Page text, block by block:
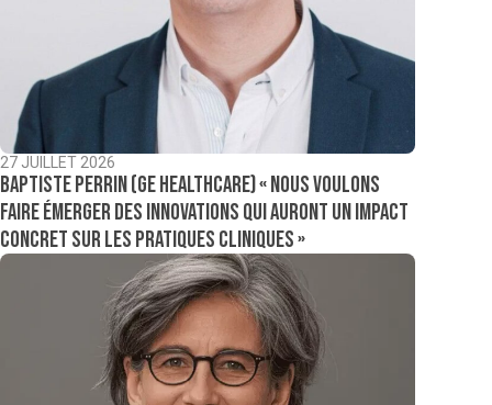
27 JUILLET 2026
Baptiste Perrin (GE Healthcare) « Nous voulons
faire émerger des innovations qui auront un impact
concret sur les pratiques cliniques »